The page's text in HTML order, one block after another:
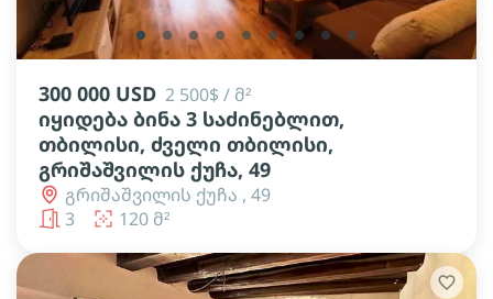
lens lens lens lens lens lens lens lens lens
300 000 USD 2 500$ / მ²
იყიდება ბინა 3 საძინებლით,
თბილისი, ძველი თბილისი,
გრიშაშვილის ქუჩა, 49
გრიშაშვილის ქუჩა , 49
3
120 მ²